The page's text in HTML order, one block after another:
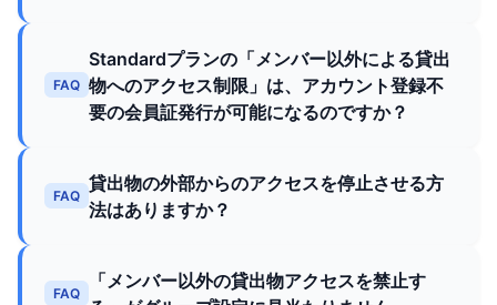
FAQ
Standardプランの「メンバー以外による貸出
物へのアクセス制限」は、アカウント登録不
要の会員証発行が可能になるのですか？
FAQ
貸出物の外部からのアクセスを停止させる方
法はありますか？
FAQ
「メンバー以外の貸出物アクセスを禁止す